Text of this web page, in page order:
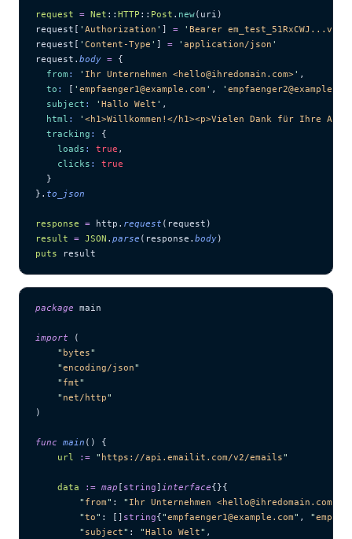
request = Net :: HTTP :: Post . new(uri)
request[ ' Authorization ' ] = ' Bearer
request[ ' Content-Type ' ] = ' application/json '
request. body = {
  from
: ' Ihr Unternehmen <hello@ihredomain.com>' ,
  to
: [ ' empfaenger1@example.com ' , '
  subject
: ' Hallo Welt ' ,
  html
: ' <h1>Willkommen!</h1><p>Vielen Dank für Ihre
  tracking
:
{
    loads
: true ,
    clicks
:
true
  }
}. to_json
response = http. request (request)
result = JSON . parse (response. body)
puts result
package main
import (
    "
bytes"
    "
encoding/json"
    "
fmt"
    "
net/http"
)
func main () {
    url
:= " https://api.emailit.com/v2/emails"
    data
:= map [ string] interface{}{
        "
from" : " Ihr Unternehmen <hello@ihredomain.com>
        "
to" : [] string{"empfaenger1@example.com" , "
        "
subject" : "Hallo Welt" ,